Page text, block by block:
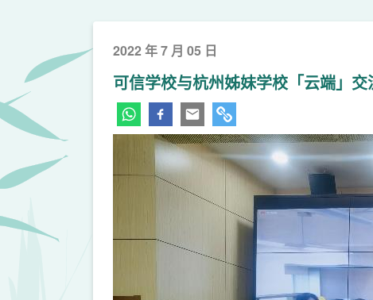
2022 年 7 月 05 日
可信学校与杭州姊妹学校「云端」交